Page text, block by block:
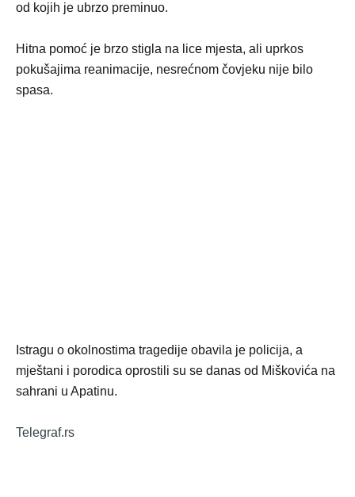
od kojih je ubrzo preminuo.
Hitna pomoć je brzo stigla na lice mjesta, ali uprkos
pokušajima reanimacije, nesrećnom čovjeku nije bilo
spasa.
Istragu o okolnostima tragedije obavila je policija, a
mještani i porodica oprostili su se danas od Miškovića na
sahrani u Apatinu.
Telegraf.rs